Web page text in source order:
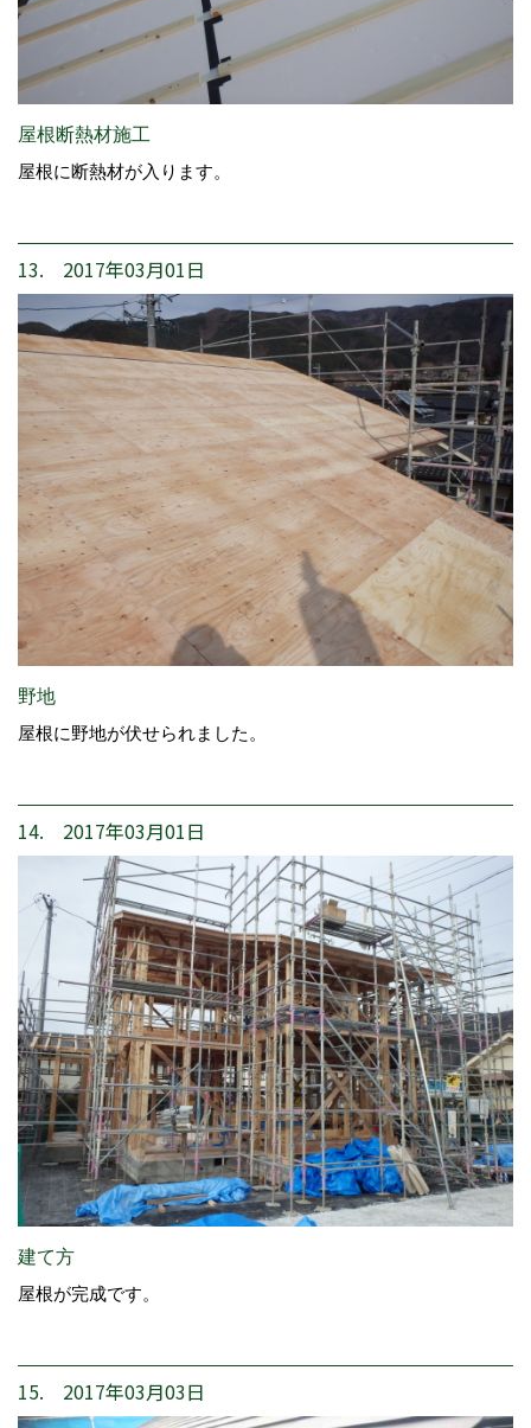
屋根断熱材施工
屋根に断熱材が入ります。
13. 2017年03月01日
野地
屋根に野地が伏せられました。
14. 2017年03月01日
建て方
屋根が完成です。
15. 2017年03月03日